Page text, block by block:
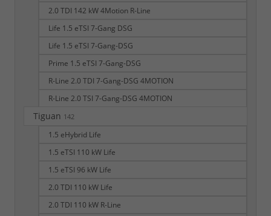
2.0 TDI 142 kW 4Motion R-Line
Life 1.5 eTSI 7-Gang DSG
Life 1.5 eTSI 7-Gang-DSG
Prime 1.5 eTSI 7-Gang-DSG
R-Line 2.0 TDI 7-Gang-DSG 4MOTION
R-Line 2.0 TSI 7-Gang-DSG 4MOTION
Tiguan 142
1.5 eHybrid Life
1.5 eTSI 110 kW Life
1.5 eTSI 96 kW Life
2.0 TDI 110 kW Life
2.0 TDI 110 kW R-Line